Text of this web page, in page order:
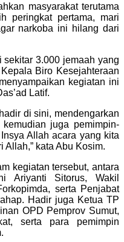
masyarakat terutama
peringkat pertama, mari
narkoba ini hilang dari
3.000 jemaah yang
Biro Kesejahteraan
kegiatan ini
Latif.
di sini, mendengarkan
juga pemimpin-
Allah acara yang kita
Allah,” kata Abu Kosim.
kegiatan tersebut, antara
Ariyanti Sitorus, Wakil
serta Penjabat
Hadir juga Ketua TP
OPD Pemprov Sumut,
serta para pemimpin